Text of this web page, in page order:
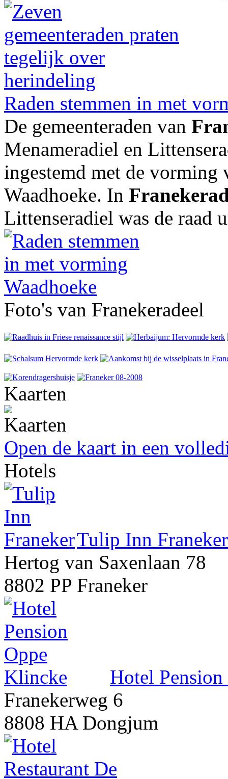
Raden stemmen in met
De gemeenteraden van
Menameradiel en
ingestemd met de vorming
Waadhoeke. In
Littenseradiel was de raad
Foto's van Franekeradeel
Kaarten
Open de kaart in een
Hotels
Tulip Inn Franeker
Hertog van Saxenlaan 78
8802 PP Franeker
Hotel
Franekerweg 6
8808 HA Dongjum